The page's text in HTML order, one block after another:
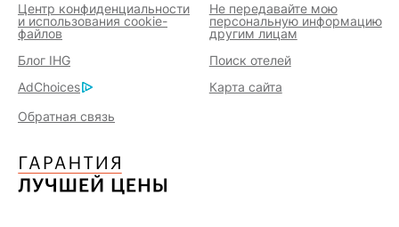
Центр конфиденциальности
и использования cookie-
файлов
Не передавайте мою
персональную информацию
другим лицам
Блог IHG
Поиск отелей
AdChoices
Карта сайта
Обратная связь